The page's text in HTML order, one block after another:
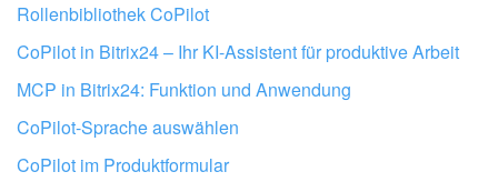
Rollenbibliothek CoPilot
CoPilot in Bitrix24 – Ihr KI-Assistent für produktive Arbeit
MCP in Bitrix24: Funktion und Anwendung
CoPilot-Sprache auswählen
CoPilot im Produktformular